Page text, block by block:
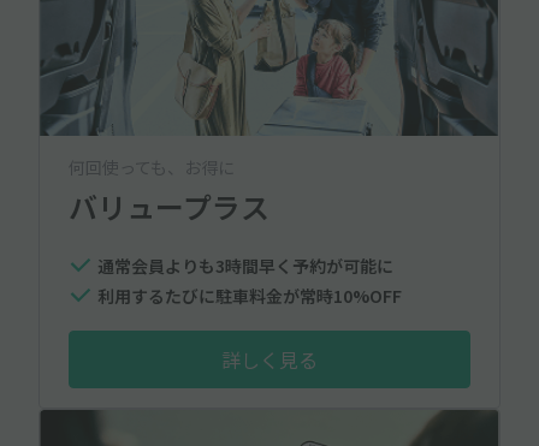
何回使っても、お得に
バリュープラス
通常会員よりも3時間早く予約が可能に
利用するたびに駐車料金が常時10%OFF
詳しく見る